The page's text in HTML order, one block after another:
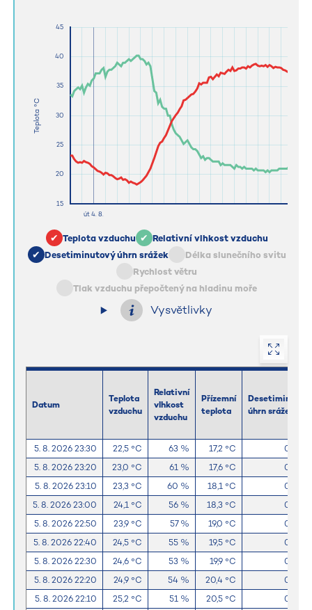
Teplota vzduchu
Relativní vlhkost vzduchu
Desetiminutový úhrn srážek
Délka slunečního svitu
Rychlost větru
Tlak vzduchu přepočtený na hladinu moře
Vysvětlivky
Datum
Teplota
vzduchu
Relativní
vlhkost
vzduchu
Přízemní
teplota
úhrn srážek
5. 8. 2026 23:30 22,5 °C 63 % 17,2 °C
0,0
5. 8. 2026 23:20
23,0 °C 61 % 17,6 °C
0,0
5. 8. 2026 23:10
23,3 °C 60 % 18,1 °C
0,0
5. 8. 2026 23:00
24,1 °C 56 % 18,3 °C
0,0
5. 8. 2026 22:50
23,9 °C 57 % 19,0 °C
0,0
5. 8. 2026 22:40
24,5 °C 55 % 19,5 °C
0,0
5. 8. 2026 22:30
24,6 °C 53 % 19,9 °C
0,0
5. 8. 2026 22:20
24,9 °C 54 % 20,4 °C
0,0
5. 8. 2026 22:10
25,2 °C 51 % 20,5 °C
0,0